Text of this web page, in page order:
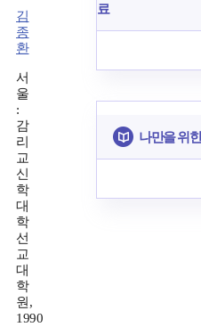
김
종
환
서
울
:
감
리
교
신
학
대
학
선
교
대
학
원,
1990
료
나만을 위